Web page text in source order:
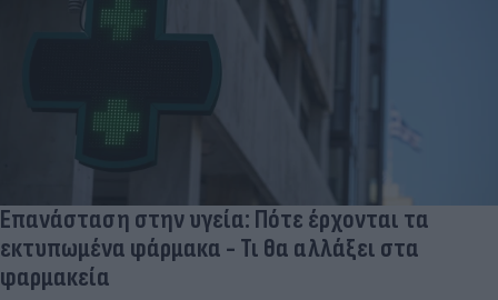
Επανάσταση στην υγεία: Πότε έρχονται τα
εκτυπωμένα φάρμακα - Τι θα αλλάξει στα
φαρμακεία